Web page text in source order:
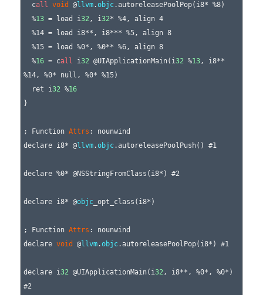
  c
all void @llvm.objc.autoreleasePoolPop(i8* %8)
  %
13 = load i32, i32* %4, align 4
  %
16 = call i32 @UIApplicationMain(i32 %13, i8**
%14, %0* null, %0* %15)
  ret i
32 %16
}
; Function Attrs : nounwind
declare i8* @llvm.objc.autoreleasePoolPush() #1
declare %0* @NSStringFromClass(i8*) #2
declare i8* @objc _opt_class(i8*)
; Function Attrs : nounwind
declare void @llvm.objc.autoreleasePoolPop(i8*) #1
declare i32 @UIApplicationMain(i32, i8**, %0*, %0*)
#2